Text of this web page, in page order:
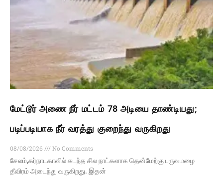
மேட்டூர் அணை நீர் மட்டம் 78 அடியை தாண்டியது;
படிப்படியாக நீர் வரத்து குறைந்து வருகிறது
08/08/2026
No Comments
சேலம்,கர்நாடகாவில் கடந்த சில நாட்களாக தென்மேற்கு பருவமழை
தீவிரம் அடைந்து வருகிறது. இதன்